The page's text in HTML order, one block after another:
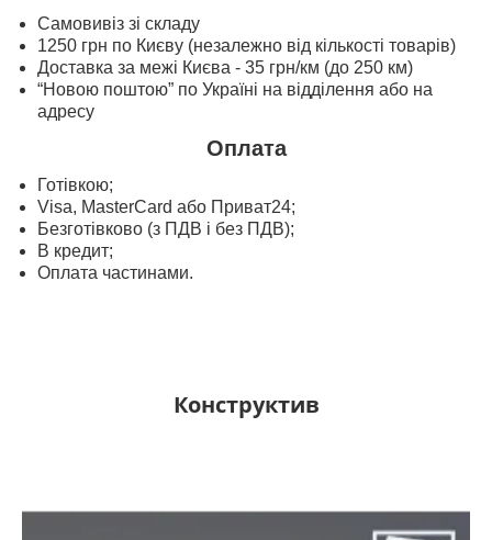
Самовивіз зі складу
1250 грн по Києву (незалежно від кількості товарів)
Доставка за межі Києва - 35 грн/км (до 250 км)
“Новою поштою” по Україні на відділення або на
адресу
Оплата
Готівкою;
Visa, MasterСard або Приват24;
Безготівково (з ПДВ і без ПДВ);
В кредит;
Оплата частинами.
Конструктив